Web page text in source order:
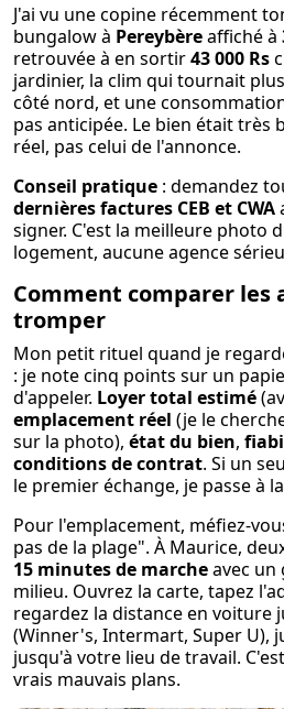
J'ai vu une copine récemment
bungalow à Pereybèreaffiché à
retrouvée à en sortir43 000 Rs
jardinier, la clim qui tournait
côté nord, et une
pas anticipée. Le bien était très
réel, pas celui de l'annonce.
Conseil pratique : demandez
dernières factures CEB et CWA
signer. C'est la meilleure photo
logement, aucune agence
Comment comparer les
tromper
Mon petit rituel quand je
: je note cinq points sur un
d'appeler. Loyer total estimé
emplacement réel (je le
sur la photo), état du bien,
conditions de contrat. Si un
le premier échange, je passe à
Pour l'emplacement, méfiez-
pas de la plage". À Maurice,
15 minutes de marcheavec un
milieu. Ouvrez la carte, tapez
regardez la distance en voiture
(Winner's, Intermart, Super U),
jusqu'à votre lieu de travail.
vrais mauvais plans.